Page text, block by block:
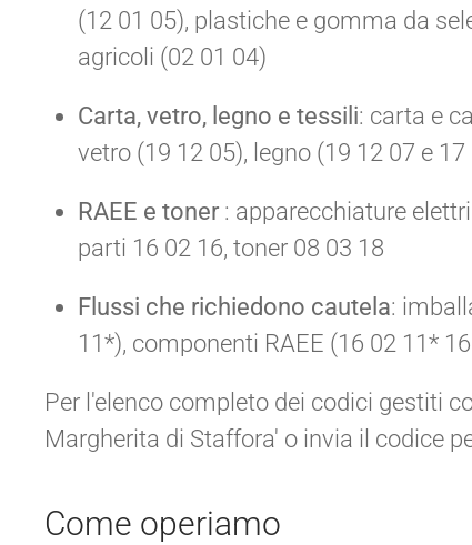
(12 01 05), plastiche e gomma da
agricoli (02 01 04)
Carta, vetro, legno e tessili: carta e
vetro (19 12 05), legno (19 12 07 e
RAEE e toner : apparecchiature
parti 16 02 16, toner 08 03 18
Flussi che richiedono cautela:
11*), componenti RAEE (16 02 11*
Per l'elenco completo dei codici gestiti
Margherita di Staffora' o invia il codice
Come operiamo